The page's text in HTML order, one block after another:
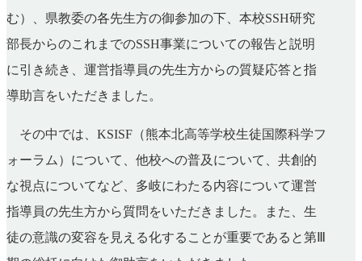
む）、県教委の各先生方の御参加の下、本校SSH研究
部長からのこれまでのSSH事業についての報告と説明
に引き続き、運営指導員の先生方からの質疑応答と指
導助言をいただきました。
その中では、KSISF（熊本北高等学校生徒国際科学フ
ォーラム）について、他校への普及について、共創的
な視点についてなど、多岐にわたる内容について運営
指導員の先生方から質問をいただきました。また、生
徒の意識の変容を見える化することが重要であると第Ⅲ